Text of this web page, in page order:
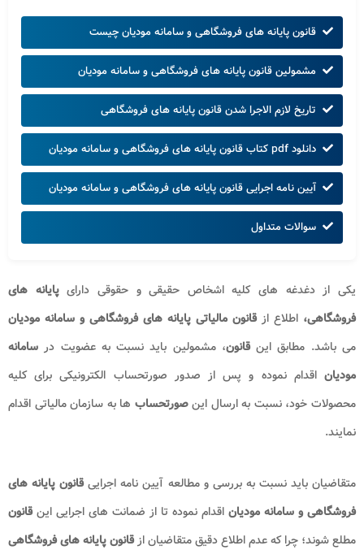
قانون پایانه های فروشگاهی و سامانه مودیان چیست
مشمولین قانون پایانه های فروشگاهی و سامانه مودیان
تاریخ لازم الاجرا شدن قانون پایانه های فروشگاهی
دانلود pdf کتاب قانون پایانه های فروشگاهی و سامانه مودیان
آیین نامه اجرایی قانون پایانه های فروشگاهی و سامانه مودیان
سوالات متداول
یکی از دغدغه های کلیه اشخاص حقیقی و حقوقی دارایپایانه های
فروشگاهی، اطلاع ازقانون مالیاتی پایانه های فروشگاهی و سامانه مودیان
می باشد. مطابق اینقانون، مشمولین باید نسبت به عضویت درسامانه
مودیان اقدام نموده و پس از صدور صورتحساب الکترونیکی برای کلیه
محصولات خود، نسبت به ارسال اینصورتحساب ها به سازمان مالیاتی اقدام
نمایند.
متقاضیان باید نسبت به بررسی و مطالعه آیین نامه اجراییقانون پایانه های
فروشگاهی و سامانه مودیان اقدام نموده تا از ضمانت های اجرایی اینقانون
مطلع شوند؛ چرا که عدم اطلاع دقیق متقاضیان ازقانون پایانه های فروشگاهی